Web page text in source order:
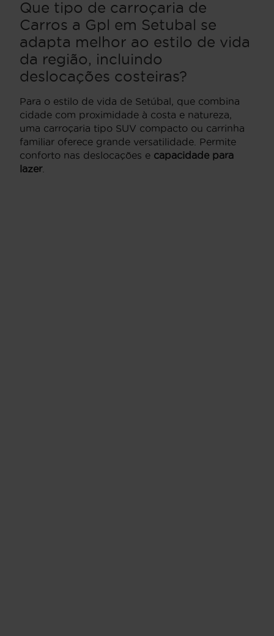
Que tipo de carroçaria de
Carros a Gpl em Setubal se
adapta melhor ao estilo de vida
da região, incluindo
deslocações costeiras?
Para o estilo de vida de Setúbal, que combina
cidade com proximidade à costa e natureza,
uma carroçaria tipo SUV compacto ou carrinha
familiar oferece grande versatilidade. Permite
conforto nas deslocações e capacidade para
lazer.